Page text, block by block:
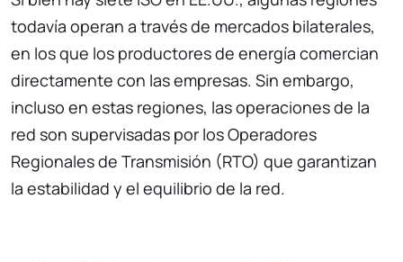
todavía operan a través de mercados bilaterales,
en los que los productores de energía comercian
directamente con las empresas. Sin embargo,
incluso en estas regiones, las operaciones de la
red son supervisadas por los Operadores
Regionales de Transmisión (RTO) que garantizan
la estabilidad y el equilibrio de la red.